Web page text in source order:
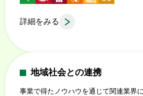
詳細をみる
地域社会との連携
事業で得たノウハウを通じて関連業界に